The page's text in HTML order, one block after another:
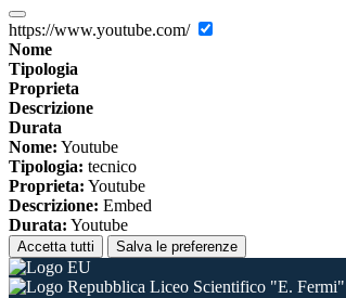
https://www.youtube.com/
Nome
Tipologia
Proprieta
Descrizione
Durata
Nome: Youtube
Tipologia: tecnico
Proprieta: Youtube
Descrizione: Embed
Durata: Youtube
Accetta tutti Salva le preferenze
Liceo Scientifico "E. Fermi"